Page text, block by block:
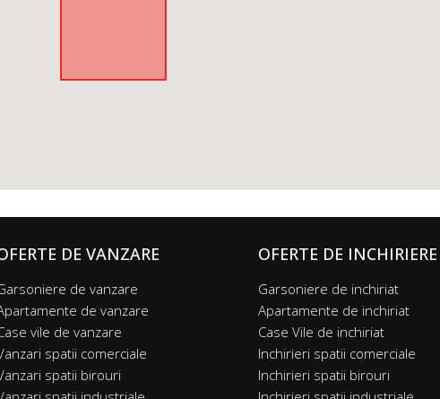
DE VANZARE
de vanzare
de vanzare
vile de vanzare
spatii comerciale
spatii birouri
OFERTE DE INCHIRIERE
Garsoniere de inchiriat
Apartamente de inchiriat
Case Vile de inchiriat
Inchirieri spatii comerciale
Inchirieri spatii birouri